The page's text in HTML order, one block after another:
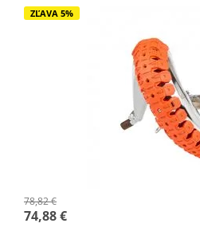
ZĽAVA 5%
78,82 €
74,88 €